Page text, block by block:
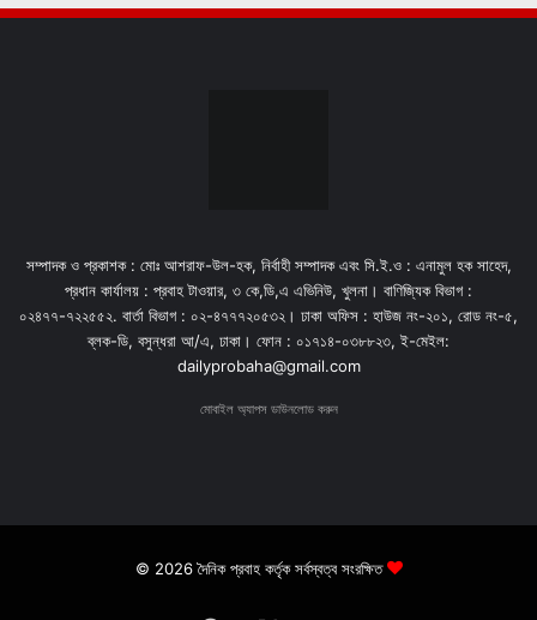
সম্পাদক ও প্রকাশক : মোঃ আশরাফ-উল-হক, নির্বাহী সম্পাদক এবং সি.ই.ও : এনামুল হক সাহেদ,
প্রধান কার্যালয় : প্রবাহ টাওয়ার, ৩ কে,ডি,এ এভিনিউ, খুলনা। বাণিজ্যিক বিভাগ :
০২৪৭৭-৭২২৫৫২. বার্তা বিভাগ : ০২-৪৭৭৭২০৫৩২। ঢাকা অফিস : হাউজ নং-২০১, রোড নং-৫,
ব্লক-ডি, বসুন্ধরা আ/এ, ঢাকা। ফোন : ০১৭১৪-০৩৮৮২৩, ই-মেইল:
dailyprobaha@gmail.com
মোবাইল অ্যাপস ডাউনলোড করুন
© 2026 দৈনিক প্রবাহ কর্তৃক সর্বস্বত্ব সংরক্ষিত